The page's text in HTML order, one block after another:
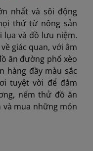
nhất và sôi động
thứ từ nông sản
lụa và đồ lưu niệm.
giác quan, với âm
ăn đường phố xèo
hàng đầy màu sắc
tuyệt vời để đắm
nếm thử đồ ăn
và mua những món